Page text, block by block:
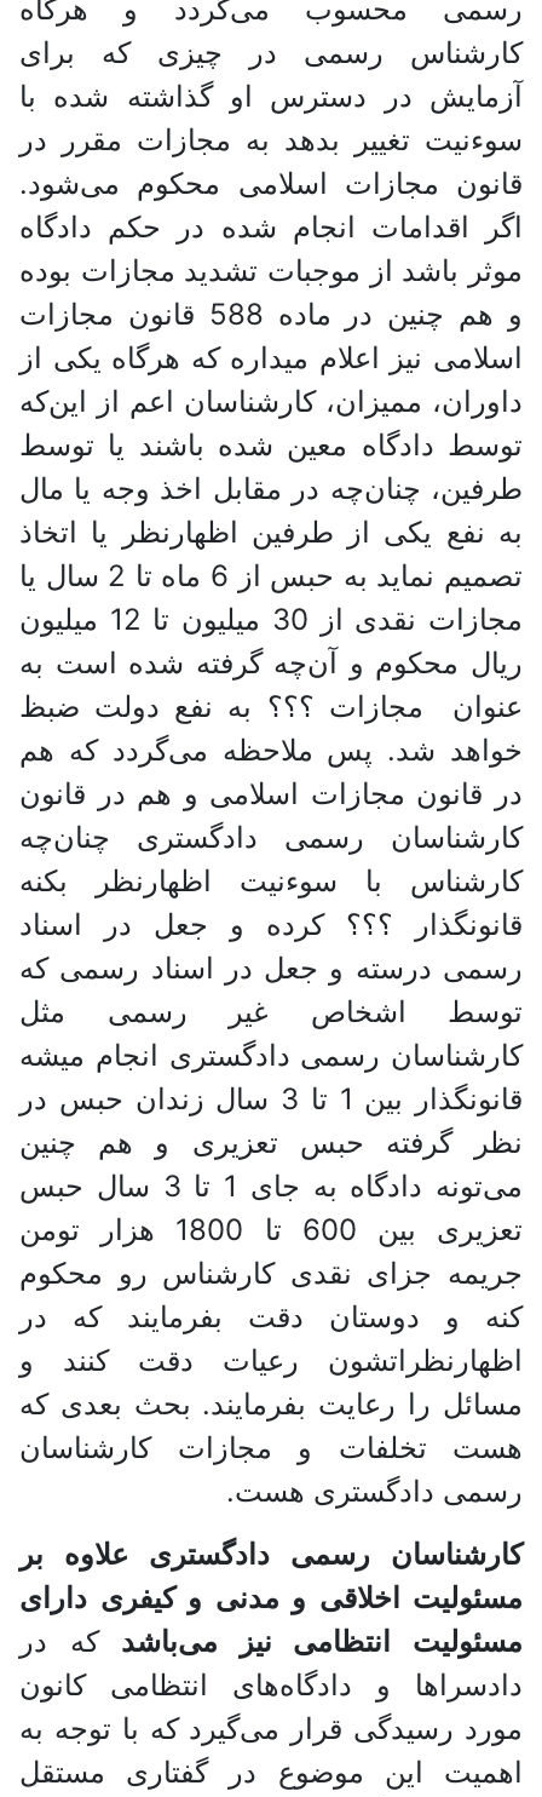
رسمی محسوب می‌گردد و هرگاه
کارشناس رسمی در چیزی که برای
آزمایش در دسترس او گذاشته شده با
سوءنیت تغییر بدهد به مجازات مقرر در
قانون مجازات اسلامی محکوم می‌شود.
اگر اقدامات انجام شده در حکم دادگاه
موثر باشد از موجبات تشدید مجازات بوده
و هم چنین در ماده 588 قانون مجازات
اسلامی نیز اعلام میداره که هرگاه یکی از
داوران، ممیزان، کارشناسان اعم از این‌که
توسط دادگاه معین شده باشند یا توسط
طرفین، چنان‌چه در مقابل اخذ وجه یا مال
به نفع یکی از طرفین اظهارنظر یا اتخاذ
تصمیم نماید به حبس از 6 ماه تا 2 سال یا
مجازات نقدی از 30 میلیون تا 12 میلیون
ریال محکوم و آن‌چه گرفته شده است به
عنوان مجازات ؟؟؟ به نفع دولت ضبظ
خواهد شد. پس ملاحظه می‌گردد که هم
در قانون مجازات اسلامی و هم در قانون
کارشناسان رسمی دادگستری چنان‌چه
کارشناس با سوءنیت اظهارنظر بکنه
قانونگذار ؟؟؟ کرده و جعل در اسناد
رسمی درسته و جعل در اسناد رسمی که
توسط اشخاص غیر رسمی مثل
کارشناسان رسمی دادگستری انجام میشه
قانونگذار بین 1 تا 3 سال زندان حبس در
نظر گرفته حبس تعزیری و هم چنین
می‌تونه دادگاه به جای 1 تا 3 سال حبس
تعزیری بین 600 تا 1800 هزار تومن
جریمه جزای نقدی کارشناس رو محکوم
کنه و دوستان دقت بفرمایند که در
اظهارنظراتشون رعیات دقت کنند و
مسائل را رعایت بفرمایند. بحث بعدی که
هست تخلفات و مجازات کارشناسان
رسمی دادگستری هست.
کارشناسان رسمی دادگستری علاوه بر
مسئولیت اخلاقی و مدنی و کیفری دارای
مسئولیت انتظامی نیز می‌باشد که در
دادسراها و دادگاه‌های انتظامی کانون
مورد رسیدگی قرار می‌گیرد که با توجه به
اهمیت این موضوع در گفتاری مستقل